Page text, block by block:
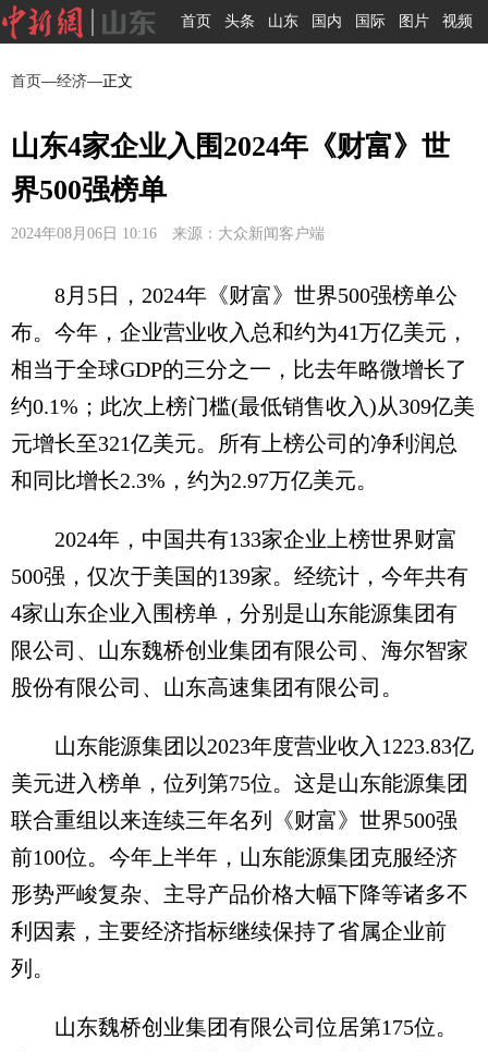
首页 头条 山东 国内 国际 图片 视频
首页—经济—正文
山东4家企业入围2024年《财富》世
界500强榜单
2024年08月06日 10:16 来源：大众新闻客户端
8月5日，2024年《财富》世界500强榜单公
布。今年，企业营业收入总和约为41万亿美元，
相当于全球GDP的三分之一，比去年略微增长了
约0.1%；此次上榜门槛(最低销售收入)从309亿美
元增长至321亿美元。所有上榜公司的净利润总
和同比增长2.3%，约为2.97万亿美元。
2024年，中国共有133家企业上榜世界财富
500强，仅次于美国的139家。经统计，今年共有
4家山东企业入围榜单，分别是山东能源集团有
限公司、山东魏桥创业集团有限公司、海尔智家
股份有限公司、山东高速集团有限公司。
山东能源集团以2023年度营业收入1223.83亿
美元进入榜单，位列第75位。这是山东能源集团
联合重组以来连续三年名列《财富》世界500强
前100位。今年上半年，山东能源集团克服经济
形势严峻复杂、主导产品价格大幅下降等诸多不
利因素，主要经济指标继续保持了省属企业前
列。
山东魏桥创业集团有限公司位居第175位。